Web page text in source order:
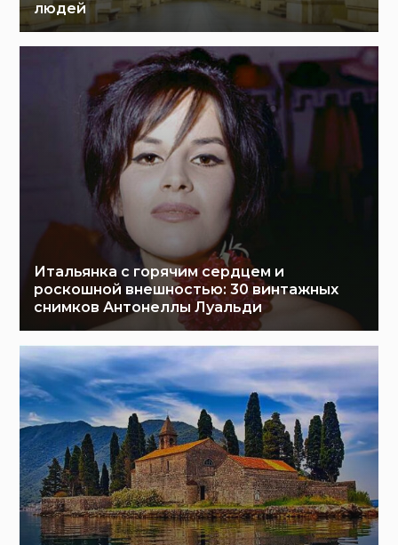
людей
Итальянка с горячим сердцем и
роскошной внешностью: 30 винтажных
снимков Антонеллы Луальди